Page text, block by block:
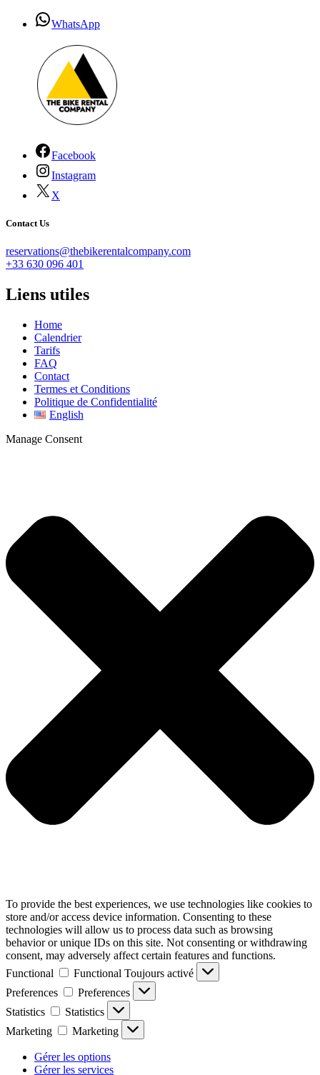
WhatsApp
Facebook
Instagram
X
Contact Us
reservations@thebikerentalcompany.com
+33 630 096 401
Liens utiles
Home
Calendrier
Tarifs
FAQ
Contact
Termes et Conditions
Politique de Confidentialité
English
Manage Consent
To provide the best experiences, we use technologies like cookies to
store and/or access device information. Consenting to these
technologies will allow us to process data such as browsing
behavior or unique IDs on this site. Not consenting or withdrawing
consent, may adversely affect certain features and functions.
Functional
Functional Toujours activé
Preferences
Preferences
Statistics
Statistics
Marketing
Marketing
Gérer les options
Gérer les services